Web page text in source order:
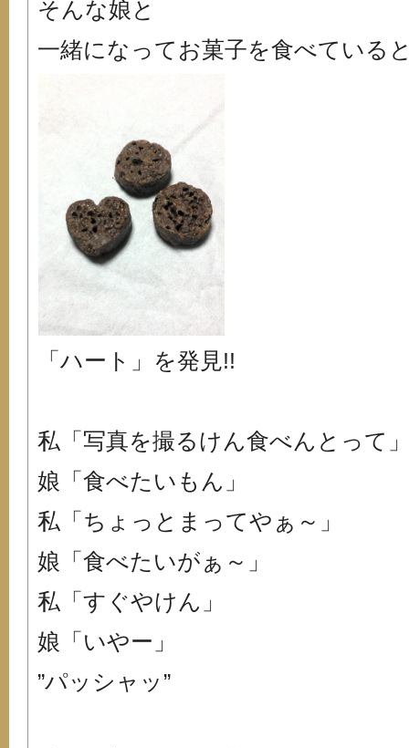
そんな娘と
一緒になってお菓子を食べている
「ハート」を発見!!
私「写真を撮るけん食べんとって
娘「食べたいもん」
私「ちょっとまってやぁ～」
娘「食べたいがぁ～」
私「すぐやけん」
娘「いやー」
”パッシャッ”